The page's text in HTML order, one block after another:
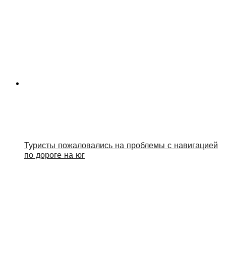
Туристы пожаловались на проблемы с навигацией
по дороге на юг